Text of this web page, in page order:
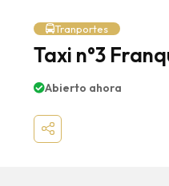
Tranportes
Taxi n°3
Abierto ahora